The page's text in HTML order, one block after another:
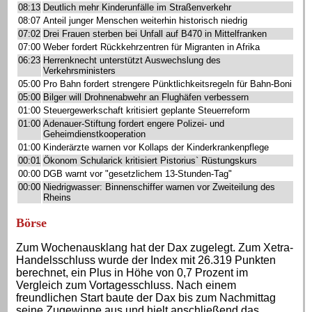
08:13 Deutlich mehr Kinderunfälle im Straßenverkehr
08:07 Anteil junger Menschen weiterhin historisch niedrig
07:02 Drei Frauen sterben bei Unfall auf B470 in Mittelfranken
07:00 Weber fordert Rückkehrzentren für Migranten in Afrika
06:23 Herrenknecht unterstützt Auswechslung des
Verkehrsministers
05:00 Pro Bahn fordert strengere Pünktlichkeitsregeln für Bahn-Boni
05:00 Bilger will Drohnenabwehr an Flughäfen verbessern
01:00 Steuergewerkschaft kritisiert geplante Steuerreform
01:00 Adenauer-Stiftung fordert engere Polizei- und
Geheimdienstkooperation
01:00 Kinderärzte warnen vor Kollaps der Kinderkrankenpflege
00:01 Ökonom Schularick kritisiert Pistorius` Rüstungskurs
00:00 DGB warnt vor "gesetzlichem 13-Stunden-Tag"
00:00 Niedrigwasser: Binnenschiffer warnen vor Zweiteilung des
Rheins
Börse
Zum Wochenausklang hat der Dax zugelegt. Zum Xetra-
Handelsschluss wurde der Index mit 26.319 Punkten
berechnet, ein Plus in Höhe von 0,7 Prozent im
Vergleich zum Vortagesschluss. Nach einem
freundlichen Start baute der Dax bis zum Nachmittag